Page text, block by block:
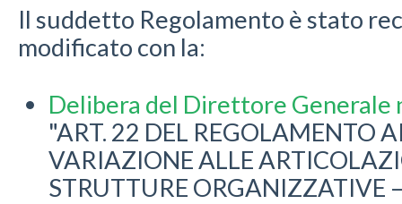
Il suddetto Regolamento è stato
modificato con la:
Delibera del Direttore Generale
"ART. 22 DEL REGOLAMENTO
VARIAZIONE ALLE
STRUTTURE ORGANIZZATIVE